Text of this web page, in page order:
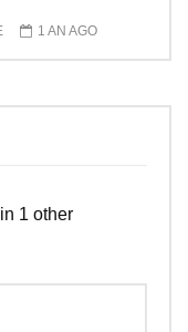
1 AN AGO
1 other